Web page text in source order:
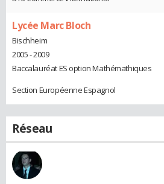
Lycée Marc Bloch
Bischheim
2005 - 2009
Baccalauréat ES option Mathémathiques
Section Européenne Espagnol
Réseau